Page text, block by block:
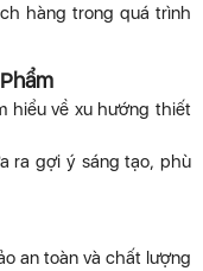
hàng trong quá trình
hiểu về xu hướng thiết
ra gợi ý sáng tạo, phù
an toàn và chất lượng